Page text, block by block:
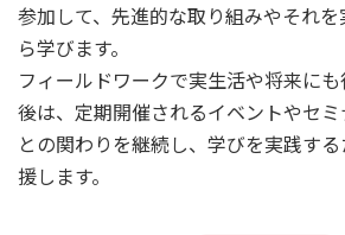
参加して、先進的な取り組みやそれ
ら学びます。
フィールドワークで実生活や将来に
後は、定期開催されるイベントやセ
との関わりを継続し、学びを実践す
援します。